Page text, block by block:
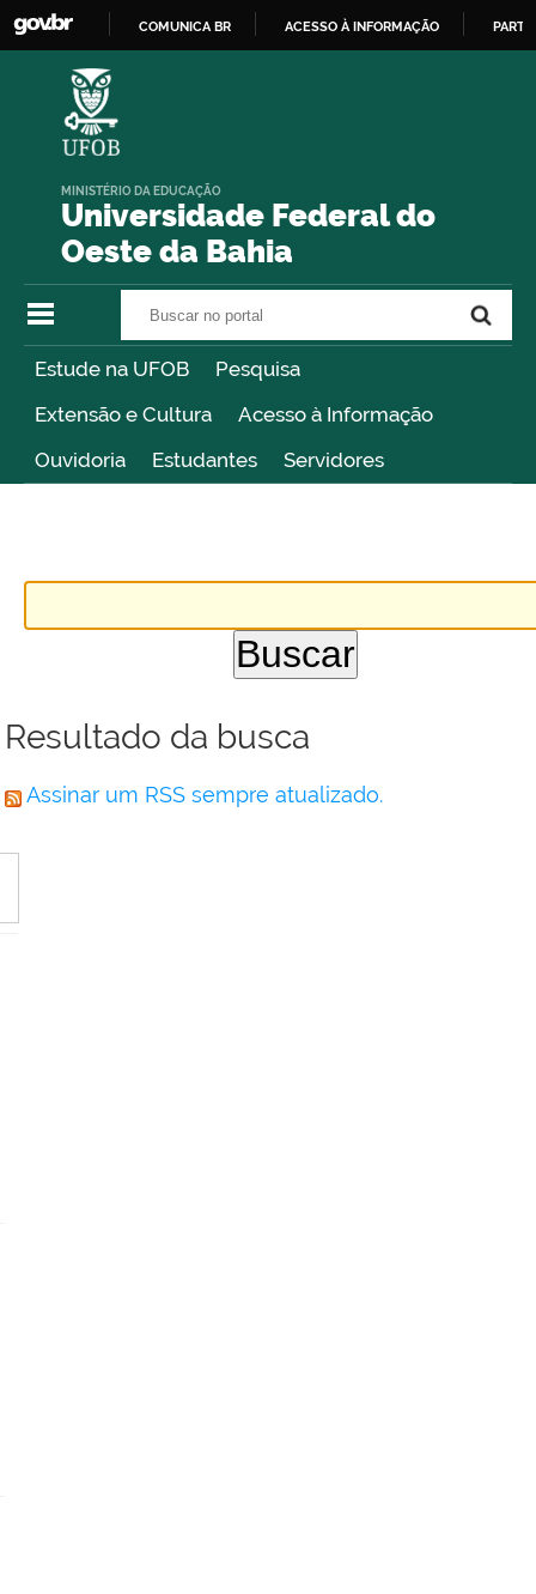
COMUNICA BR ACESSO À INFORMAÇÃO
Universidade Federal do
Oeste da Bahia
MINISTÉRIO DA EDUCAÇÃO
Estude na UFOB
Pesquisa
Extensão e Cultura
Acesso à Informação
Ouvidoria
Estudantes Servidores
Resultado da busca
Assinar um RSS sempre atualizado.